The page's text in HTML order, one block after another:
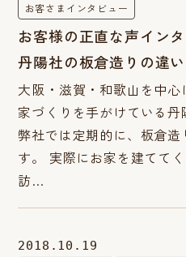
お客さまインタビュー
お客様の正直な声イン
丹陽社の板倉造りの違い
大阪・滋賀・和歌山を中
家づくりを手がけている丹
弊社では定期的に、板倉
す。 実際にお家を建てて
訪…
2018.10.19